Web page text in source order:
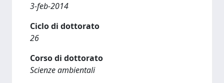
3-feb-2014
Ciclo di dottorato
26
Corso di dottorato
Scienze ambientali